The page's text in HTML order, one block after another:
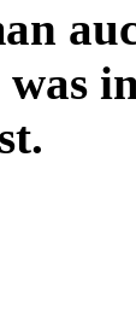
was